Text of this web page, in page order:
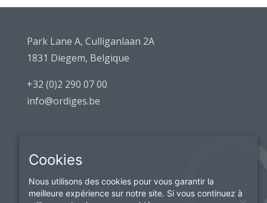
Park Lane A, Culliganlaan 2A
1831 Diegem, Belgique
+32 (0)2 290 07 00
info@ordiges.be
Cookies
Nous utilisons des cookies pour vous garantir la
meilleure expérience sur notre site. Si vous continuez à